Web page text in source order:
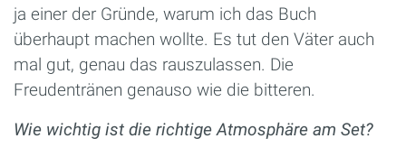
ja einer der Gründe, warum ich das Buch
überhaupt machen wollte. Es tut den Väter auch
mal gut, genau das rauszulassen. Die
Freudentränen genauso wie die bitteren.
Wie wichtig ist die richtige Atmosphäre am Set?